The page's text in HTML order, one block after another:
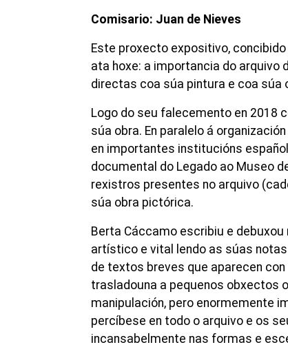
Comisario: Juan de Nieves
Este proxecto expositivo,
ata hoxe: a importancia do arquivo
directas coa súa pintura e coa súa
Logo do seu falecemento en 2018
súa obra. En paralelo á
en importantes institucións
documental do Legado ao Museo
rexistros presentes no arquivo
súa obra pictórica.
Berta Cáccamo escribiu e
artístico e vital lendo as súas
de textos breves que aparecen
trasladouna a pequenos obxectos
manipulación, pero enormemente
percíbese en todo o arquivo e os
incansabelmente nas formas e